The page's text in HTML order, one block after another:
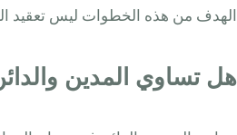
الهدف من هذه الخطوات ليس تعقيد
هل تساوي المدين